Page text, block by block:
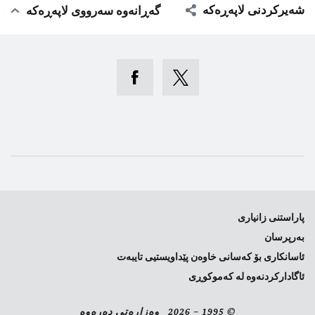
شەیرکردنی لاپەڕەکە گەڕانەوە سەرووی لاپەڕەکە
پاراستنی زانیاری
بەرپرسان
ئاسانکاری بۆ کەسانی خاوەن پێداویستیی تایبەت
ئاگادارکردنەوە لە کەموکوڕی
© 1995 – 2026 وەزارەتی دەرەوە